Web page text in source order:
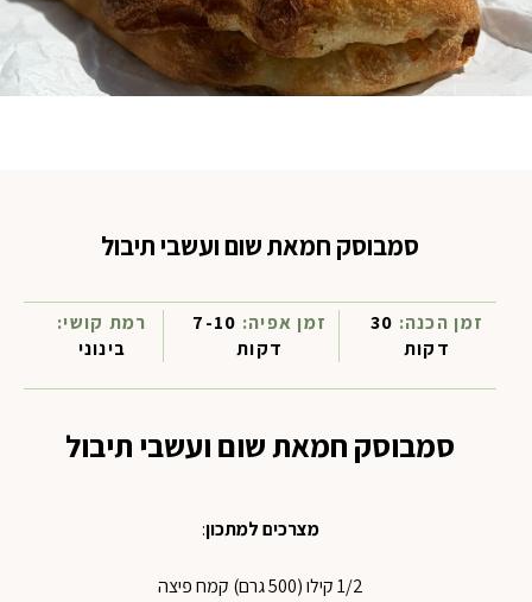
סמבוסק חמאת שום ועשבי תיבול
זמן הכנה: 30
דקות
זמן אפיה: 7-10
דקות
רמת קושי:
בינוני
סמבוסק חמאת שום ועשבי תיבול
מצרכים למתכון:
1/2 קילו (500 גרם) קמח פיצה